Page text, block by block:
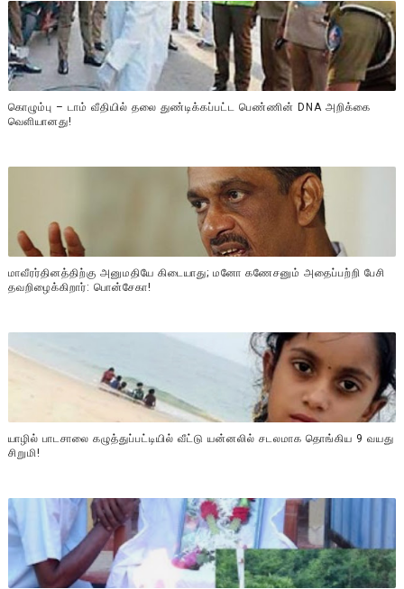
கொழும்பு – டாம் வீதியில் தலை துண்டிக்கப்பட்ட பெண்ணின் DNA அறிக்கை
வௌியானது!
மாவீரர்தினத்திற்கு அனுமதியே கிடையாது; மனோ கணேசனும் அதைப்பற்றி பேசி
தவறிழைக்கிறார்: பொன்சேகா!
யாழில் பாடசாலை கழுத்துப்பட்டியில் வீட்டு யன்னலில் சடலமாக தொங்கிய 9 வயது
சிறுமி!